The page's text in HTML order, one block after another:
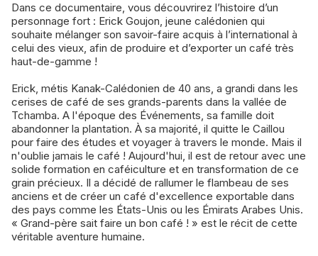
Dans ce documentaire, vous découvrirez l’histoire d’un
personnage fort : Erick Goujon, jeune calédonien qui
souhaite mélanger son savoir-faire acquis à l’international à
celui des vieux, afin de produire et d’exporter un café très
haut-de-gamme !
Erick, métis Kanak-Calédonien de 40 ans, a grandi dans les
cerises de café de ses grands-parents dans la vallée de
Tchamba. A l'époque des Événements, sa famille doit
abandonner la plantation. À sa majorité, il quitte le Caillou
pour faire des études et voyager à travers le monde. Mais il
n'oublie jamais le café ! Aujourd'hui, il est de retour avec une
solide formation en caféiculture et en transformation de ce
grain précieux. Il a décidé de rallumer le flambeau de ses
anciens et de créer un café d'excellence exportable dans
des pays comme les États-Unis ou les Émirats Arabes Unis.
« Grand-père sait faire un bon café ! » est le récit de cette
véritable aventure humaine.